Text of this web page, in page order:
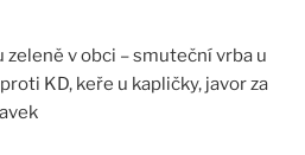
zeleně v obci – smuteční vrba u
KD, keře u kapličky, javor za